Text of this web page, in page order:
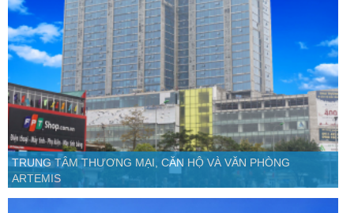
TRUNG TÂM THƯƠNG MẠI, CĂN HỘ VÀ VĂN PHÒNG
ARTEMIS